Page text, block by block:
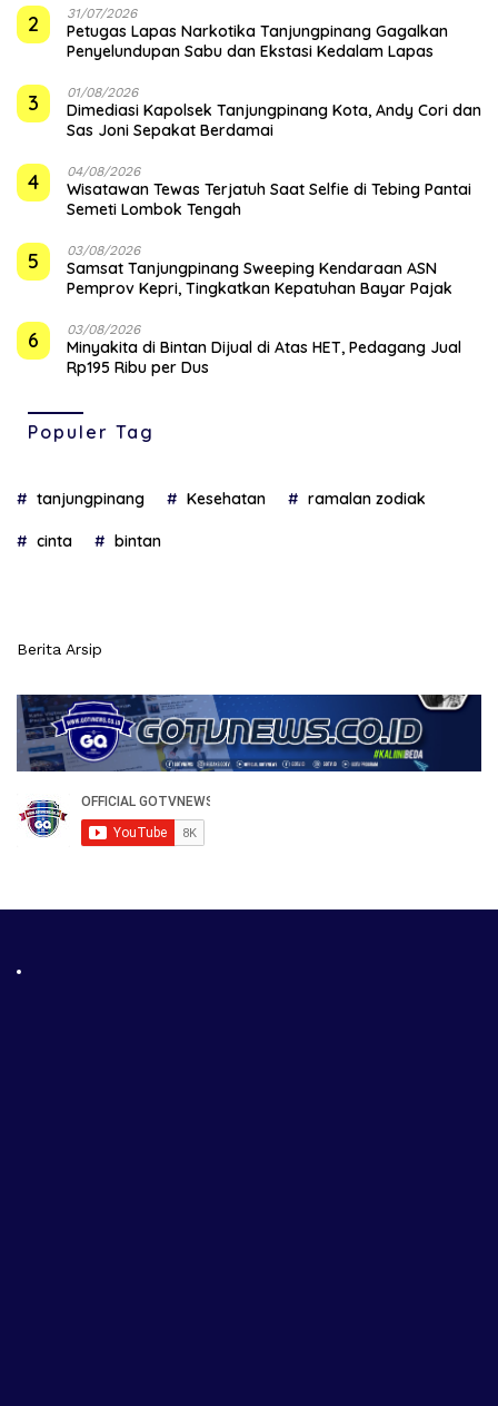
2 31/07/2026
Petugas Lapas Narkotika Tanjungpinang Gagalkan
Penyelundupan Sabu dan Ekstasi Kedalam Lapas
3 01/08/2026
Dimediasi Kapolsek Tanjungpinang Kota, Andy Cori dan
Sas Joni Sepakat Berdamai
4 04/08/2026
Wisatawan Tewas Terjatuh Saat Selfie di Tebing Pantai
Semeti Lombok Tengah
5 03/08/2026
Samsat Tanjungpinang Sweeping Kendaraan ASN
Pemprov Kepri, Tingkatkan Kepatuhan Bayar Pajak
6 03/08/2026
Minyakita di Bintan Dijual di Atas HET, Pedagang Jual
Rp195 Ribu per Dus
Populer Tag
tanjungpinang Kesehatan ramalan zodiak
cinta bintan
Berita Arsip